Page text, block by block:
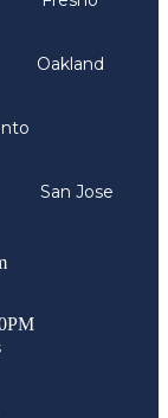
Oakland
San Jose